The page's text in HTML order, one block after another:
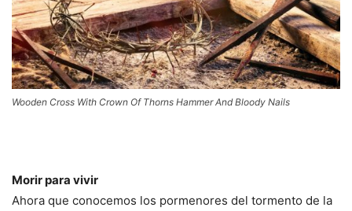
Wooden Cross With Crown Of Thorns Hammer And Bloody Nails
Morir para vivir
Ahora que conocemos los pormenores del tormento de la